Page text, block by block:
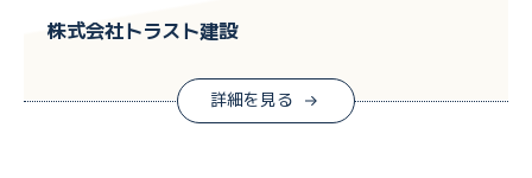
株式会社トラスト建設
詳細を見る